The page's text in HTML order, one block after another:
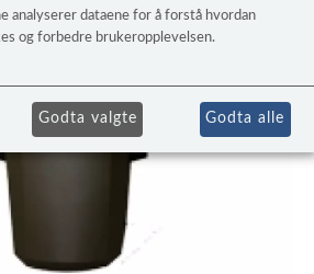
analyserer dataene for å forstå hvordan
og forbedre brukeropplevelsen.
Godta valgte Godta alle